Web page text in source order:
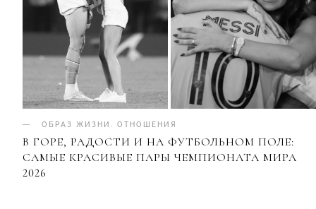
ОБРАЗ ЖИЗНИ . ОТНОШЕНИЯ
В ГОРЕ, РАДОСТИ И НА ФУТБОЛЬНОМ ПОЛЕ:
САМЫЕ КРАСИВЫЕ ПАРЫ ЧЕМПИОНАТА МИРА
2026